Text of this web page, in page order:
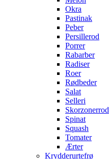
Okra
Pastinak
Peber
Persillerod
Porrer
Rabarber
Radiser
Roer
Rødbeder
Salat
Selleri
Skorzonerrod
Spinat
Squash
Tomater
Ærter
Krydderurtefrø